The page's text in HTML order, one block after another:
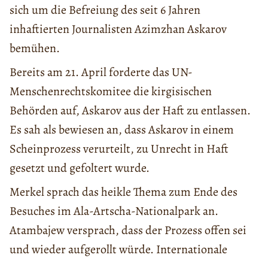
sich um die Befreiung des seit 6 Jahren
inhaftierten Journalisten Azimzhan Askarov
bemühen.
Bereits am 21. April forderte das UN-
Menschenrechtskomitee die kirgisischen
Behörden auf, Askarov aus der Haft zu entlassen.
Es sah als bewiesen an, dass Askarov in einem
Scheinprozess verurteilt, zu Unrecht in Haft
gesetzt und gefoltert wurde.
Merkel sprach das heikle Thema zum Ende des
Besuches im Ala-Artscha-Nationalpark an.
Atambajew versprach, dass der Prozess offen sei
und wieder aufgerollt würde. Internationale